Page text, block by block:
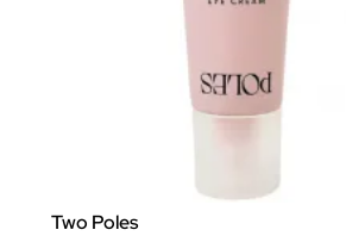
Two Poles